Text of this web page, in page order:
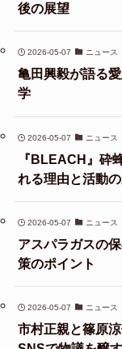
後の展望
2026-05-07 ニュース
亀田興毅が語る
学
2026-05-07 ニュース
『BLEACH』砕
れる理由と活動
2026-05-07 ニュース
アスパラガスの
策のポイント
2026-05-07 ニュース
市村正親と篠原